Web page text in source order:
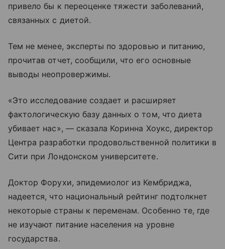
привело бы к переоценке тяжести заболеваний,
связанных с диетой.
Тем не менее, эксперты по здоровью и питанию,
прочитав отчет, сообщили, что его основные
выводы неопровержимы.
«Это исследование создает и расширяет
фактологическую базу данных о том, что диета
убивает нас», — сказала Коринна Хоукс, директор
Центра разработки продовольственной политики в
Сити при Лондонском университете.
Доктор Форухи, эпидемиолог из Кембриджа,
надеется, что национальный рейтинг подтолкнет
некоторые страны к переменам. Особенно те, где
не изучают питание населения на уровне
государства.